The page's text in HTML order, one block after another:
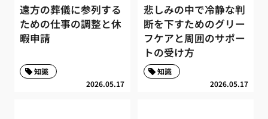
遠方の葬儀に参列する
ための仕事の調整と休
暇申請
2026.05.17
知識
悲しみの中で冷静な判
断を下すためのグリー
フケアと周囲のサポー
トの受け方
2026.05.17
知識